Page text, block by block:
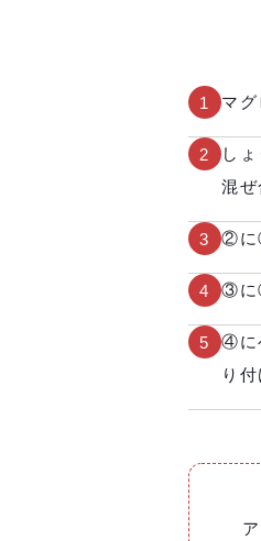
1 マ
2
し
混ぜ
3 ②に
4 ③に
5
④に
り